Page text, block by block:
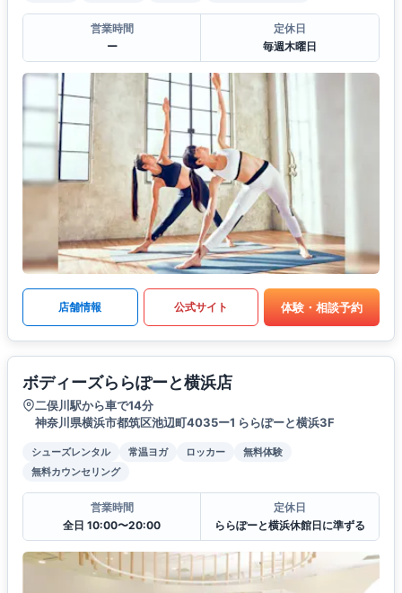
営業時間
ー
定休日
毎週木曜日
店舗情報 公式サイト 体験・相談予約
ボディーズららぽーと横浜店
二俣川駅から車で14分
神奈川県横浜市都筑区池辺町4035ー1 ららぽーと横浜3F
シューズレンタル 常温ヨガ ロッカー
無料体験
無料カウンセリング
営業時間
全日 10:00〜20:00
定休日
ららぽーと横浜休館日に準ずる